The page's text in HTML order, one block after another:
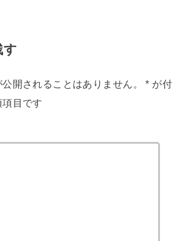
す
開されることはありません。 * が付
目です